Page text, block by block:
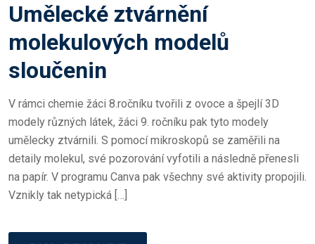
E
D
N
Umělecké ztvárnění
molekulových modelů
sloučenin
V rámci chemie žáci 8.ročníku tvořili z ovoce a špejlí 3D
modely různých látek, žáci 9. ročníku pak tyto modely
umělecky ztvárnili. S pomocí mikroskopů se zaměřili na
detaily molekul, své pozorování vyfotili a následně přenesli
na papír. V programu Canva pak všechny své aktivity propojili.
Vznikly tak netypická […]